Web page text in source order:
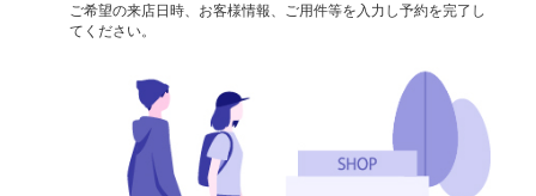
ご希望の来店日時、お客様情報、ご用件等を入力し予約を完了し
てください。